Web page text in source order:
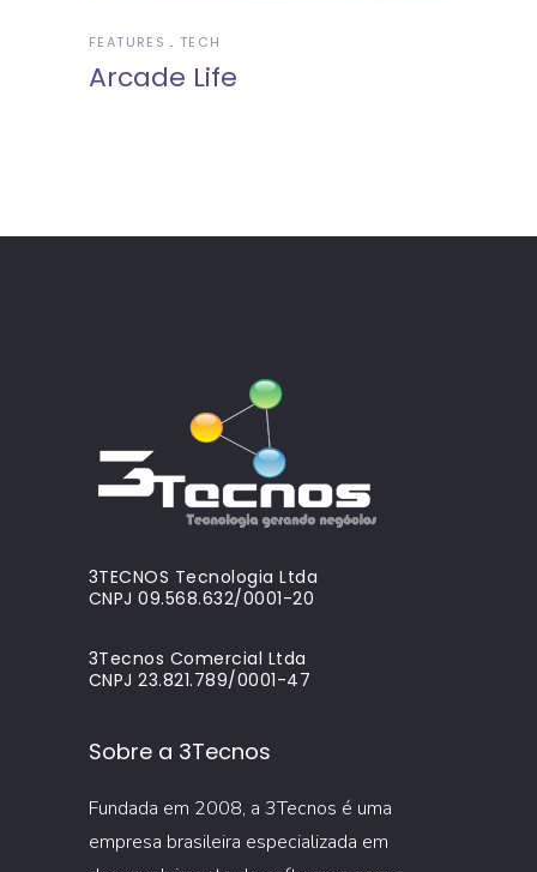
FEATURES TECH
Arcade Life
3TECNOS Tecnologia Ltda
CNPJ 09.568.632/0001-20
3Tecnos Comercial Ltda
CNPJ 23.821.789/0001-47
Sobre a 3Tecnos
Fundada em 2008, a 3Tecnos é uma
empresa brasileira especializada em